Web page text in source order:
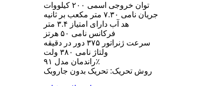
توان خروجی اسمی ۲۰۰ کیلووات
جریان نامی ۷.۳۰ متر مکعب بر ثانیه
هد آب دارای امتیاز ۳.۴ متر
فرکانس نامی ۵۰ هرتز
سرعت ژنراتور ۳۷۵ دور در دقیقه
ولتاژ نامی ۳۸۰ ولت
راندمان مدل ۹۱٪
روش تحریک: تحریک بدون جاروبک